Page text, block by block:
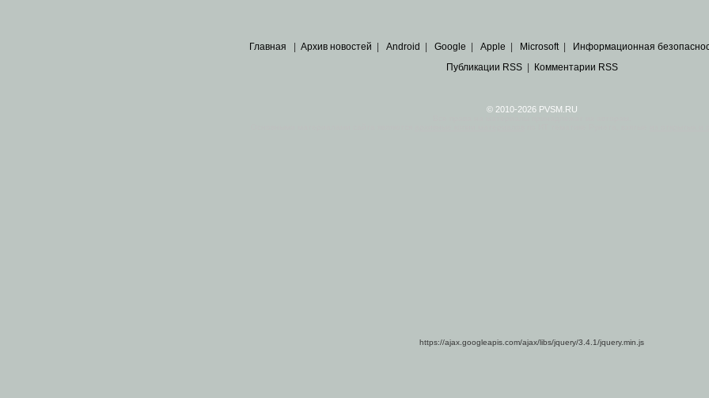
Главная Архив новостей Android Google Apple Microsoft| Информационная
Публикации RSS| Комментарии RSS
© 2010-2026 PVSM.RU
https://ajax.googleapis.com/ajax/libs/jquery/3.4.1/jquery.min.js